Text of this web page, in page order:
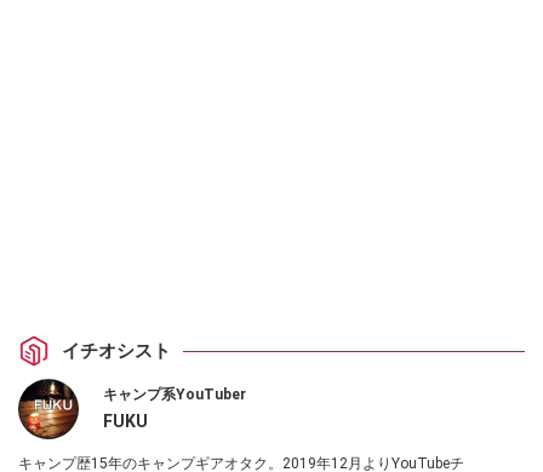
イチオシスト
キャンプ系YouTuber
FUKU
キャンプ歴15年のキャンプギアオタク。2019年12月よりYouTubeチ